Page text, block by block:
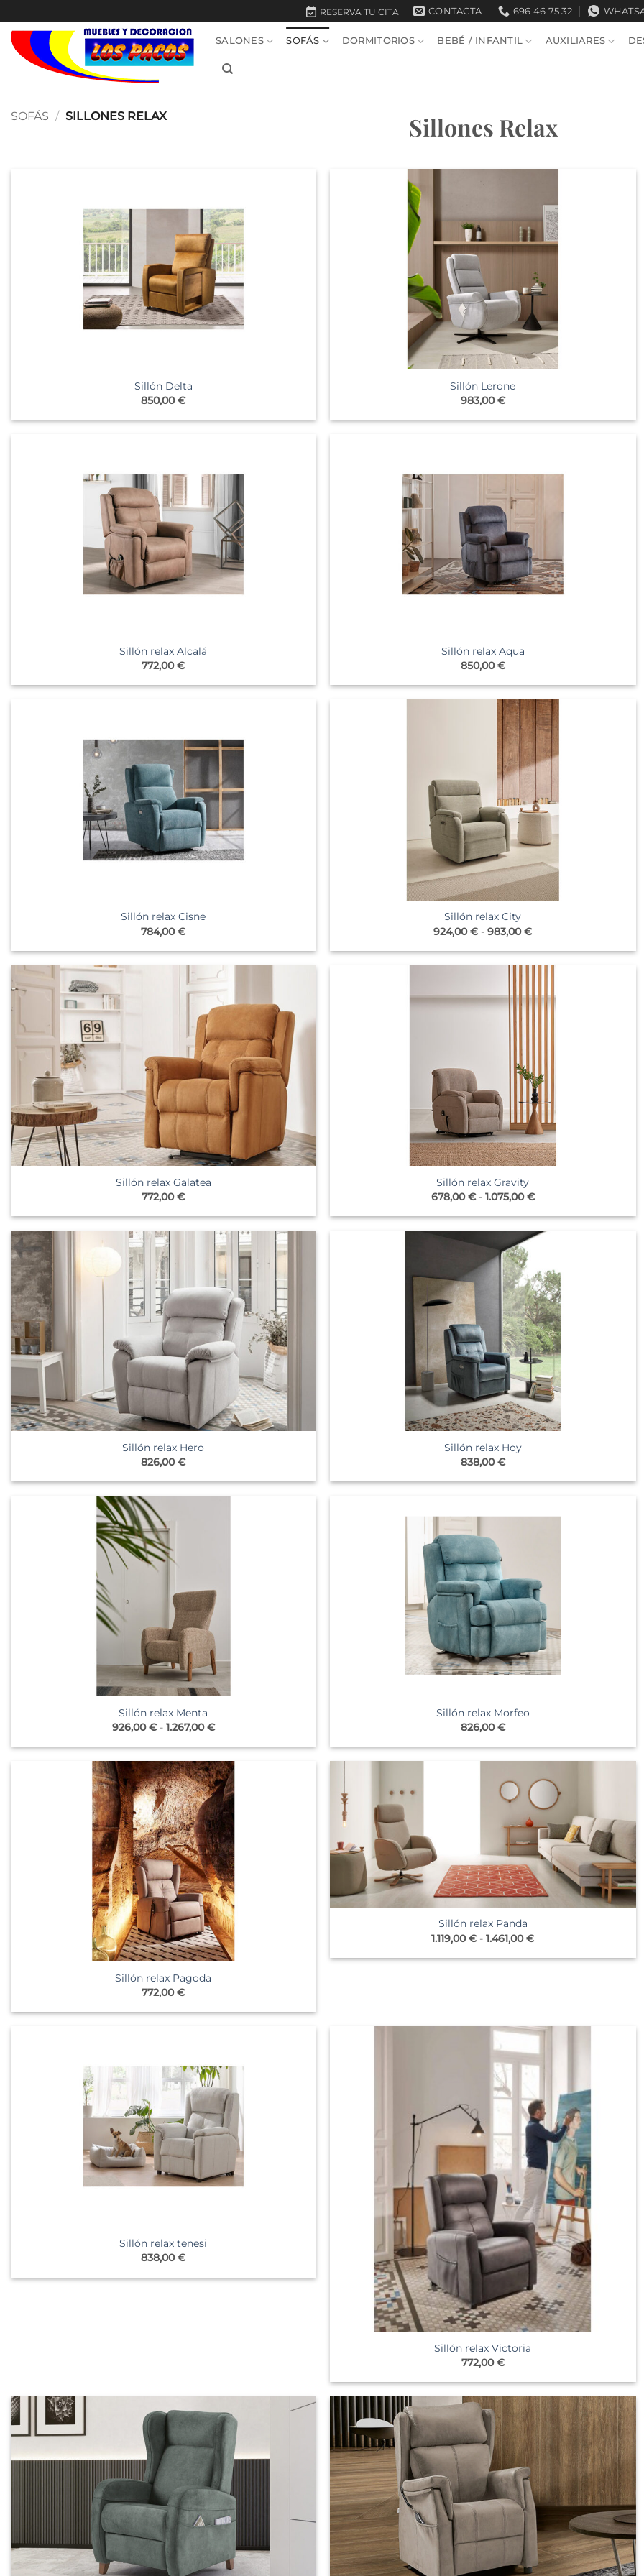
al
contenido
RESERVA TU CITA CONTACTA 696 46 75 32
SALONES SOFÁS DORMITORIOS BEBÉ / INFANTIL AUXILIARES
SOFÁS / SILLONES RELAX Sillones Relax
Sillón Delta
850,00€
Sillón Lerone
983,00€
Sillón relax Alcalá
772,00€
Sillón relax Aqua
850,00€
Sillón relax Cisne
784,00€
Sillón relax City
924,00€ - 983,00€Rango
precios:
Sillón relax Galatea
772,00€
Sillón relax Gravity
678,00€ - 1.075,00€Rango
precios:
678,00 €
Sillón relax Hero
826,00€
Sillón relax Hoy
838,00€
Sillón relax Menta
926,00€ - 1.267,00€Rango
precios:
926,00 €
hasta
1.267,00 €
Sillón relax Morfeo
826,00€
Sillón relax Pagoda
772,00€
Sillón relax Panda
1.119,00€ - 1.461,00€Rango
precios:
Sillón relax tenesi
838,00€
Sillón relax Victoria
772,00€